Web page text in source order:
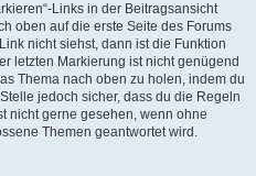
Links in der Beitragsansicht
oben auf die erste Seite des Forums
nicht siehst, dann ist die Funktion
letzten Markierung ist nicht genügend
Thema nach oben zu holen, indem du
jedoch sicher, dass du die Regeln
nicht gerne gesehen, wenn ohne
Themen geantwortet wird.